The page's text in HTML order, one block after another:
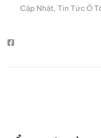
Cập Nhật, Tin Tức Ô